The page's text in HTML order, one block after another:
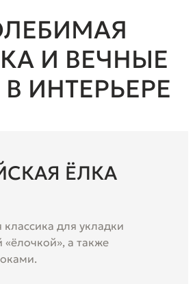
И ВЕЧНЫЕ
ИНТЕРЬЕРЕ
ЁЛКА
для укладки
«ёлочкой», а также